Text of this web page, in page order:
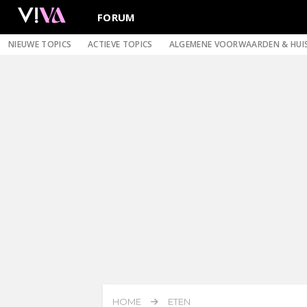
FORUM
NIEUWE TOPICS ACTIEVE TOPICS ALGEMENE VOORWAARDEN &
HOME ETEN